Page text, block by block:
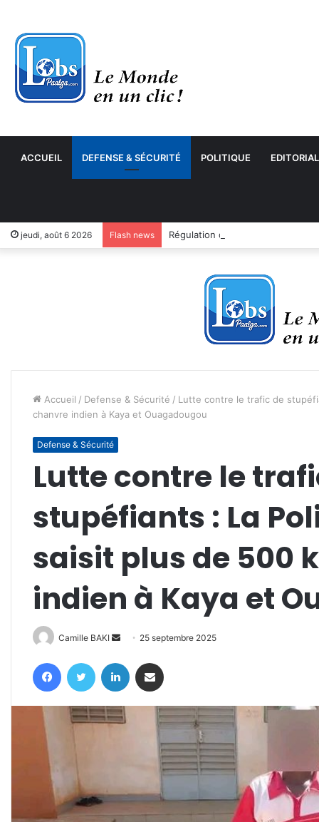
ACCUEIL DEFENSE & SÉCURITÉ POLITIQUE EDITORIAL
jeudi, août 6 2026 Flash news
Accueil / Defense & Sécurité / Lutte contre le trafic de
chanvre indien à Kaya et Ouagadougou
Defense & Sécurité
Lutte contre le
stupéfiants : La
saisit plus de 500
indien à Kaya et
Camille BAKI
Envoyer
courriel
25 septembre 2025
FacebookTwitter Linkedin